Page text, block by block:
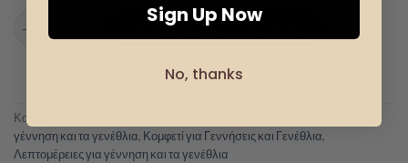
Μπομπονιέρα σχέδιο κορδέλας ποσότητα
ΠΡΟΣΘΉΚΗ ΣΤΟ ΚΑΛΆΘΙ
Κατηγορίες:
γέννηση και τα γενέθλια, Κομφετί για Γεννήσεις και Γενέθλια,
Λεπτομέρειες για γέννηση και τα γενέθλια
Sign Up Now
No, thanks